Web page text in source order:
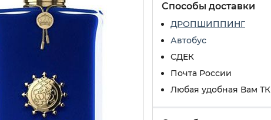
Способы доставки
ДРОПШИППИНГ
Автобус
СДЕК
Почта России
Любая удобная Вам ТК